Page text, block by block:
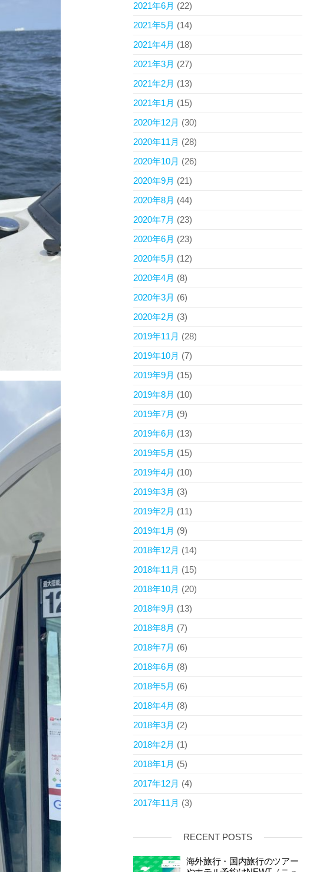
2021年6月 (22)
2021年5月 (14)
2021年4月 (18)
2021年3月 (27)
2021年2月 (13)
2021年1月 (15)
2020年12月 (30)
2020年11月 (28)
2020年10月 (26)
2020年9月 (21)
2020年8月 (44)
2020年7月 (23)
2020年6月 (23)
2020年5月 (12)
2020年4月 (8)
2020年3月 (6)
2020年2月 (3)
2019年11月 (28)
2019年10月 (7)
2019年9月 (15)
2019年8月 (10)
2019年7月 (9)
2019年6月 (13)
2019年5月 (15)
2019年4月 (10)
2019年3月 (3)
2019年2月 (11)
2019年1月 (9)
2018年12月 (14)
2018年11月 (15)
2018年10月 (20)
2018年9月 (13)
2018年8月 (7)
2018年7月 (6)
2018年6月 (8)
2018年5月 (6)
2018年4月 (8)
2018年3月 (2)
2018年2月 (1)
2018年1月 (5)
2017年12月 (4)
2017年11月 (3)
RECENT POSTS
海外旅行・国内旅行のツアー